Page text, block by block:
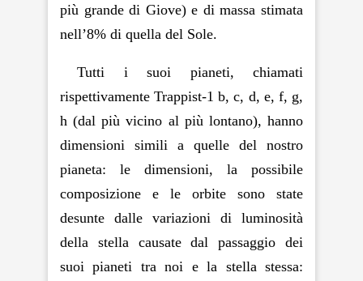
più grande di Giove) e di massa stimata
nell’8% di quella del Sole.
Tutti i suoi pianeti, chiamati
rispettivamenteTrappist-1 b,c, d, e, f, g,
h (dal più vicino al più lontano), hanno
dimensioni simili a quelle del nostro
pianeta: le dimensioni, la possibile
composizione e le orbite sono state
desunte dalle variazioni di luminosità
della stella causate dal passaggio dei
suoi pianeti tra noi e la stella stessa: